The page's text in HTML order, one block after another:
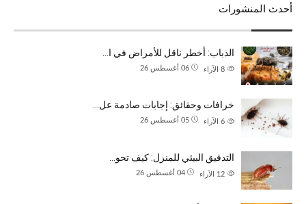
أحدث المنشورات
الذباب: أخطر ناقل للأمراض في ا…
06 أغسطس 26 الآراء
خرافات وحقائق: إجابات صادمة عل…
05 أغسطس 26 الآراء
التدقيق البيئي للمنزل: كيف تحو…
04 أغسطس 26 الآراء